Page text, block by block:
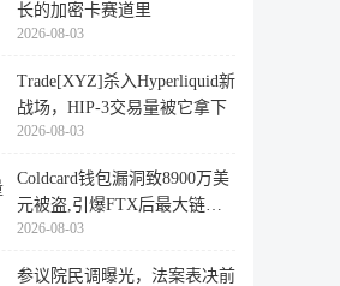
长的加密卡赛道里
2026-08-03
Trade[XYZ]杀入Hyperliquid新
战场，HIP-3交易量被它拿下
2026-08-03
Coldcard钱包漏洞致8900万美
元被盗,引爆FTX后最大链上
迁移潮
2026-08-03
参议院民调曝光，法案表决前